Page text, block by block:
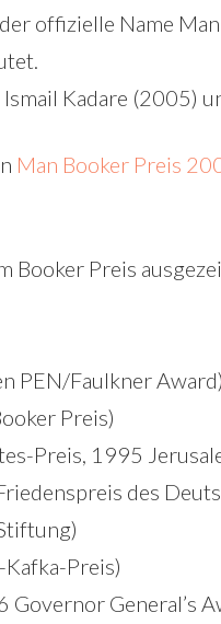
offizielle Name
Kadare (2005)
Man Booker Preis
Booker Preis
PEN/Faulkner
Preis)
Preis, 1995
des
Kafka-Preis)
Governor General’s